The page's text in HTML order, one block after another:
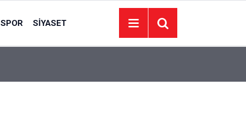
SPOR SIYASET